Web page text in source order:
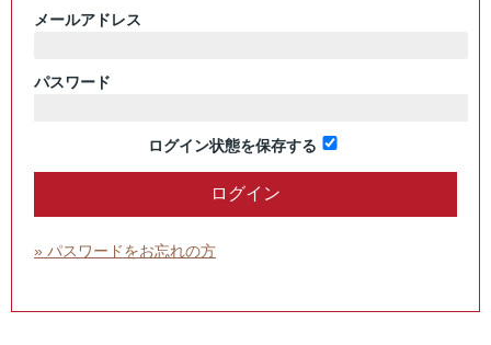
メールアドレス
パスワード
ログイン状態を保存する
» パスワードをお忘れの方